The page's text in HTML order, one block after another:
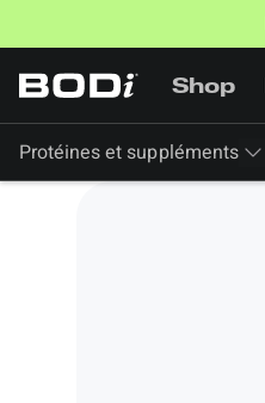
Shop
Protéines et suppléments